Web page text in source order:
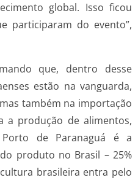
global. Isso ficou
participaram do evento”,
que, dentro desse
estão na vanguarda,
também na importação
a produção de alimentos,
de Paranaguá é a
produto no Brasil – 25%
brasileira entra pelo